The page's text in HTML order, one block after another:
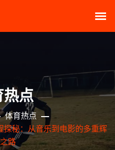
点
体育热点
探秘：从音乐到电影的多重辉
路